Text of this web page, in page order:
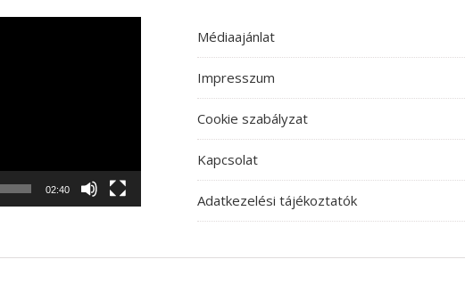
02:40
Médiaajánlat
Impresszum
Cookie szabályzat
Kapcsolat
Adatkezelési tájékoztatók